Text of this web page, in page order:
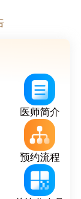
医师简介
预约流程